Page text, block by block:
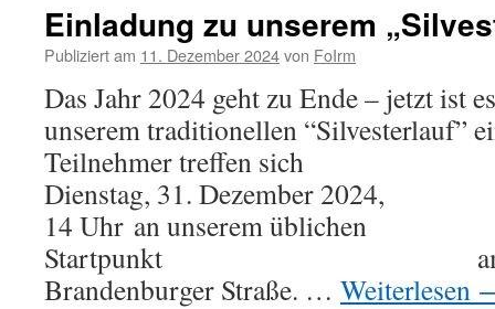
Einladung zu unserem
Publiziert am 11. Dezember 2024von FoIrm
Das Jahr 2024 geht zu Ende – jetzt ist
unserem traditionellen “Silvesterlauf”
Teilnehmer treffen
Dienstag, 31.
14 Uhr an unserem üblichen
Startpunkt am
Brandenburger Straße. … Weiterlesen